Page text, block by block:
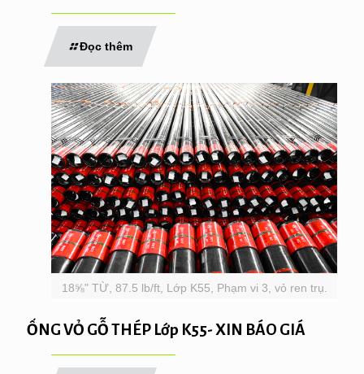
Đọc thêm
18⅝" TỪ, 87.5 lb/ft, Lớp K55, Phạm vi 3, vỏ ren trụ.
ỐNG VỎ GỖ THÉP Lớp K55- XIN BÁO GIÁ